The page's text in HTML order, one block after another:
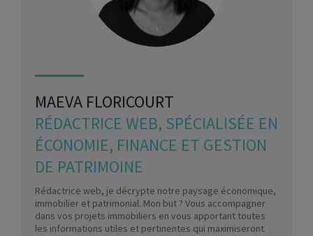
MAEVA FLORICOURT
RÉDACTRICE WEB, SPÉCIALISÉE EN
ÉCONOMIE, FINANCE ET GESTION
DE PATRIMOINE
Rédactrice web, je décrypte notre paysage économique,
immobilier et patrimonial. Mon but ? Vous accompagner
dans vos projets immobiliers en vous apportant toutes
les informations utiles et pertinentes qui maximiseront